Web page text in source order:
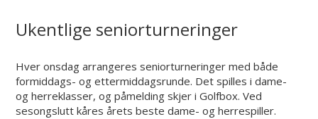
Ukentlige seniorturneringer
Hver onsdag arrangeres seniorturneringer med både
formiddags- og ettermiddagsrunde. Det spilles i dame-
og herreklasser, og påmelding skjer i Golfbox. Ved
sesongslutt kåres årets beste dame- og herrespiller.